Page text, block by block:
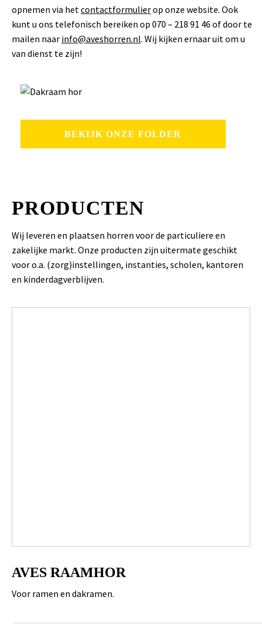
opnemen via hetcontactformulierop onze website. Ook
kunt u ons telefonisch bereiken op 070 – 218 91 46 of door te
mailen naar info@aveshorren.nl. Wij kijken ernaar uit om u
van dienst te zijn!
BEKIJK ONZE FOLDER
PRODUCTEN
Wij leveren en plaatsen horren voor de particuliere en
zakelijke markt. Onze producten zijn uitermate geschikt
voor o.a. (zorg)instellingen, instanties, scholen, kantoren
en kinderdagverblijven.
AVES RAAMHOR
Voor ramen en dakramen.